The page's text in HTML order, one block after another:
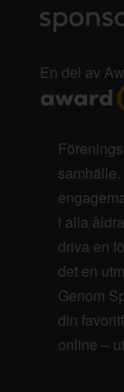
En del av
i alla
driva en
det en
Genom
din
online –